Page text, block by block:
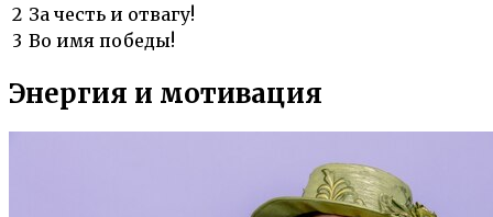
2 За честь и отвагу!
3 Во имя победы!
Энергия и мотивация